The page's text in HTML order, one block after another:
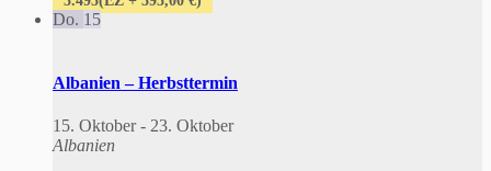
Do. 15
Albanien – Herbsttermin
15. Oktober- 23. Oktober
Albanien